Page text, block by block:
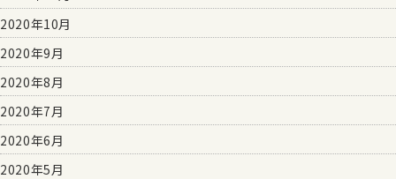
2020年10月
2020年9月
2020年8月
2020年7月
2020年6月
2020年5月